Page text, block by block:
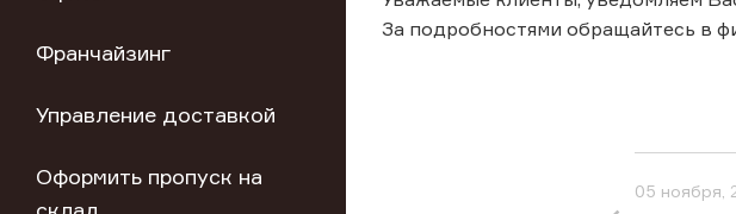
Франчайзинг
Управление доставкой
Оформить пропуск на
За подробностями обращайтесь в
05 ноября,